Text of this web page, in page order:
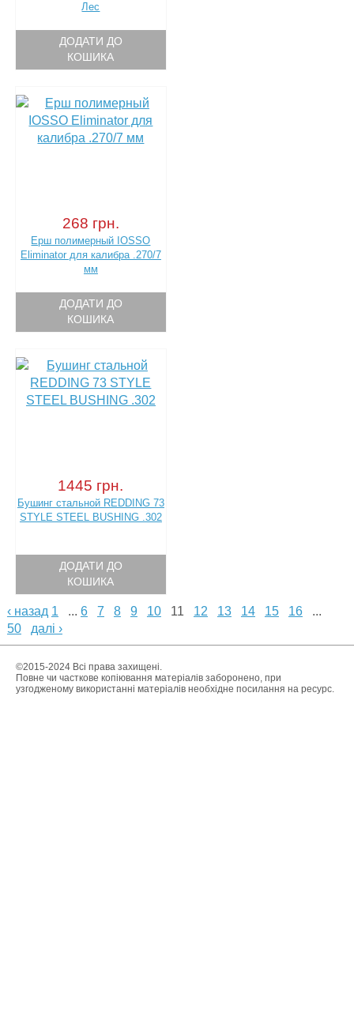
Лес
ДОДАТИ ДО
КОШИКА
268 грн.
Ерш полимерный IOSSO
Eliminator для калибра .270/7
мм
ДОДАТИ ДО
КОШИКА
1445 грн.
Бушинг стальной REDDING 73
STYLE STEEL BUSHING .302
ДОДАТИ ДО
КОШИКА
‹ назад 1 ... 6 7 8 9 10 11 12 13 14 15 16
...
50
далі ›
©2015-2024 Всі права захищені.
Повне чи часткове копіювання матеріалів заборонено, при
узгодженому використанні матеріалів необхідне посилання на ресурс.